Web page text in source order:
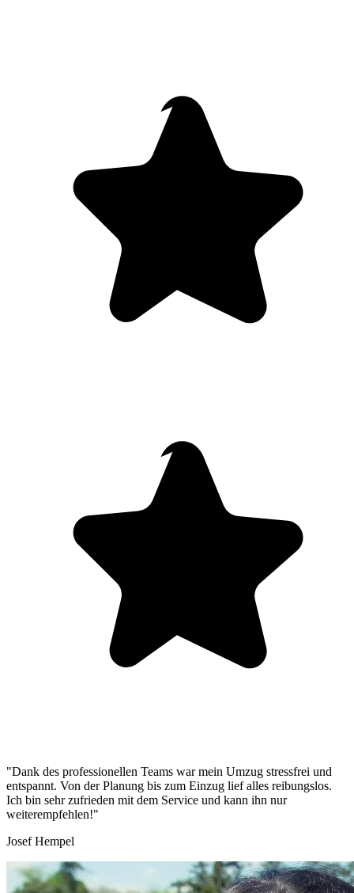
"Dank des professionellen Teams war mein Umzug stressfrei und
entspannt. Von der Planung bis zum Einzug lief alles reibungslos.
Ich bin sehr zufrieden mit dem Service und kann ihn nur
weiterempfehlen!"
Josef Hempel